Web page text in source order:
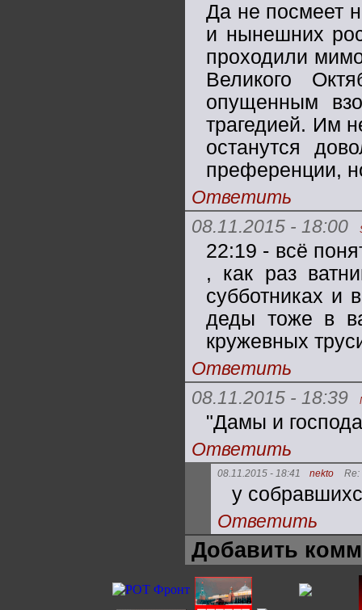
Да не посмеет
и нынешних
проходили
Великого
опущенным
трагедией. Им
останутся
преференции,
Ответить
08.11.2015 - 18:00
22:19 - всё
, как раз
субботниках и
деды тоже в
кружевных
Ответить
08.11.2015 - 18:39
"Дамы и
Ответить
08.11.2015 - 18:41 nekto Re:
у
Ответить
Добавить